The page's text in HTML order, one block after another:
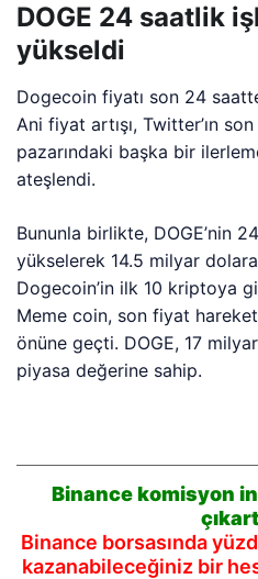
DOGE 24 saatlik
yükseldi
Dogecoin fiyatı son 24
Ani fiyat artışı, Twitter’ın
pazarındaki başka bir
ateşlendi.
Bununla birlikte, DOGE’nin
yükselerek 14.5 milyar
Dogecoin’in ilk 10 kriptoya
Meme coin, son fiyat
önüne geçti. DOGE, 17
piyasa değerine sahip.
Binance komisyon
Binance borsasında
kazanabileceğiniz bir